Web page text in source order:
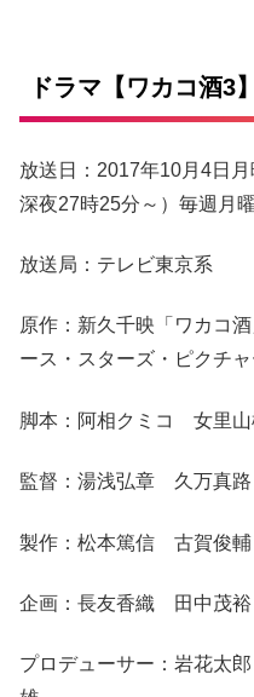
ドラマ【ワカコ酒3
放送日：2017年10月4日
深夜27時25分～）毎週月
放送局：テレビ東京系
原作：新久千映「ワカコ
ース・スターズ・ピクチャ
脚本：阿相クミコ 女里山
監督：湯浅弘章 久万真
製作：松本篤信 古賀俊輔
企画：長友香織 田中茂
プロデューサー：岩花